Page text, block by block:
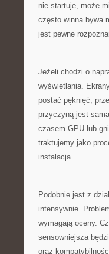
nie startuje, może
często winna bywa
jest pewne
Jeżeli chodzi o
wyświetlania.
postać pęknięć,
przyczyną jest
czasem GPU lub
traktujemy jako
instalacja.
Podobnie jest z
intensywnie.
wymagają oceny.
sensowniejsza
oraz